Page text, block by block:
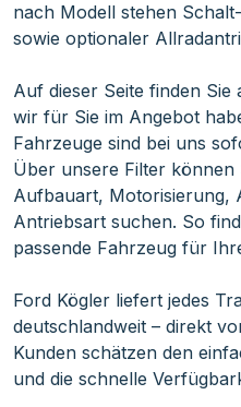
nach Modell stehen
sowie optionaler
Auf dieser Seite finden Sie
wir für Sie im Angebot
Fahrzeuge sind bei uns
Über unsere Filter können
Aufbauart, Motorisierung,
Antriebsart suchen. So
passende Fahrzeug für
Ford Kögler liefert jedes
deutschlandweit – direkt
Kunden schätzen den
und die schnelle